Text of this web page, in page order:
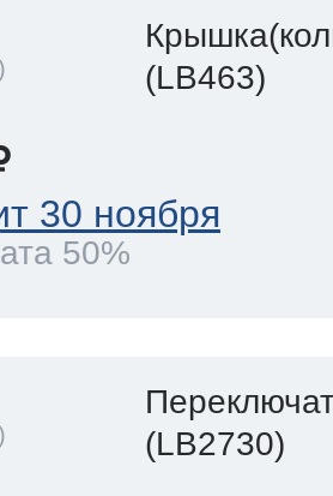
(LB463)
30 ноября
50%
(LB2730)